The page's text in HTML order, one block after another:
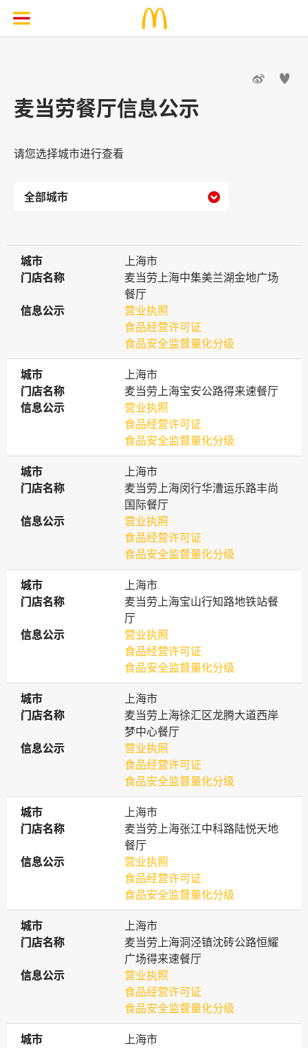
 
麦当劳餐厅信息公示
请您选择城市进行查看

城市
城市
上海市
门店名称
门店名称
麦当劳上海中集美兰湖金地广场
餐厅
信息公示
信息公示
营业执照
食品经营许可证
食品安全监督量化分级
城市
城市
上海市
门店名称
门店名称
麦当劳上海宝安公路得来速餐厅
信息公示
信息公示
营业执照
食品经营许可证
食品安全监督量化分级
城市
城市
上海市
门店名称
门店名称
麦当劳上海闵行华漕运乐路丰尚
国际餐厅
信息公示
信息公示
营业执照
食品经营许可证
食品安全监督量化分级
城市
城市
上海市
门店名称
门店名称
麦当劳上海宝山行知路地铁站餐
厅
信息公示
信息公示
营业执照
食品经营许可证
食品安全监督量化分级
城市
城市
上海市
门店名称
门店名称
麦当劳上海徐汇区龙腾大道西岸
梦中心餐厅
信息公示
信息公示
营业执照
食品经营许可证
食品安全监督量化分级
城市
城市
上海市
门店名称
门店名称
麦当劳上海张江中科路陆悦天地
餐厅
信息公示
信息公示
营业执照
食品经营许可证
食品安全监督量化分级
城市
城市
上海市
门店名称
门店名称
麦当劳上海洞泾镇沈砖公路恒耀
广场得来速餐厅
信息公示
信息公示
营业执照
食品经营许可证
食品安全监督量化分级
城市
城市
上海市